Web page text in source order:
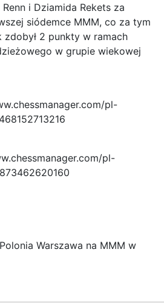
i Dziamida Rekets za
siódemce MMM, co za tym
2 punkty w ramach
w grupie wiekowej
pl-
pl-
Warszawa na MMM w